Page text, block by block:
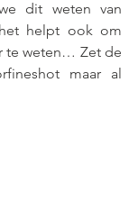
dit weten van
helpt ook om
te weten… Zet de
maar al